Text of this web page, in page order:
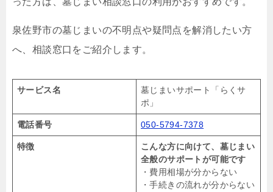
泉佐野市の墓じまいの不明点や疑問点を解消したい方
へ、相談窓口をご紹介します。
サービス名
墓じまいサポート「らくサ
ポ」
電話番号 050-5794-7378
特徴
こんな方に向けて、墓じまい
全般のサポートが可能です
・費用相場が分からない
・手続きの流れが分からない